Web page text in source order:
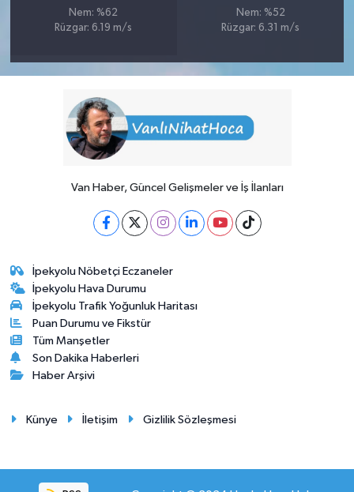
Nem: %62
Rüzgar: 6.19 m/s
Nem: %52
Rüzgar: 6.31 m/s
Van Haber, Güncel Gelişmeler ve İş İlanları
İpekyolu Nöbetçi Eczaneler
İpekyolu Hava Durumu
İpekyolu Trafik Yoğunluk Haritası
Puan Durumu ve Fikstür
Tüm Manşetler
Son Dakika Haberleri
Haber Arşivi
Künye İletişim Gizlilik Sözleşmesi